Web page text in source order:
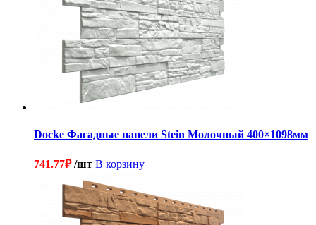
Docke Фасадные панели Stein Молочный 400×1098мм
741.77₽/шт В корзину